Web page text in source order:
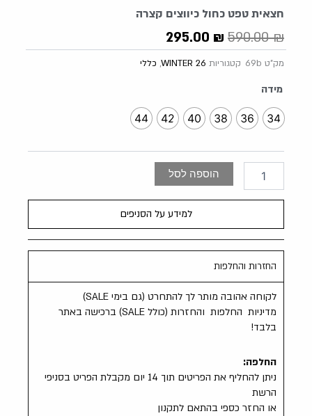
חצאית טפט כחול כיווצים קצרה
590.00₪
המחיר
המקורי
היה:
295.00 ₪
הנוכחי
הוא:
מק"ט 69b קטגוריות WINTER 26
, כללי
מידה
34
36
38
40
42
44
כמות
חצאית
טפט
כיווצים
הוספה לסל
למידע על הסניפים
החזרות והחלפות
לקוחה אהובה מותר לך להתחרט (גם בימי SALE)
מדיניות החלפות והחזרות (כולל SALE) ברכישה באתר
בלבד!
החלפה:
ניתן להחליף את הפריטים תוך 14 יום מקבלת הפריט בסניפי
הרשת
או החזר כספי בהתאם לתקנון